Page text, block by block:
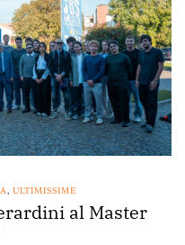
, ULTIMISSIME
al Master